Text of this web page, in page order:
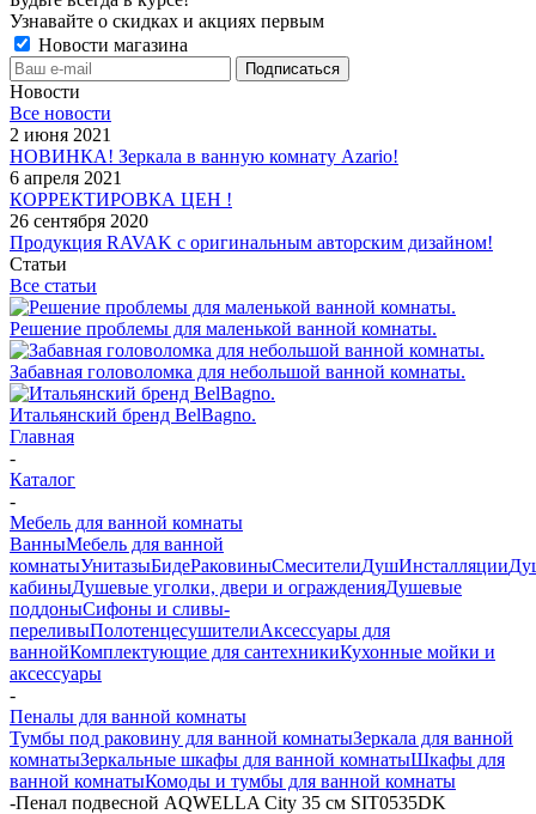
Узнавайте о скидках и акциях первым
Новости магазина
Новости
Все новости
2 июня 2021
НОВИНКА! Зеркала в ванную комнату Azario!
6 апреля 2021
КОРРЕКТИРОВКА ЦЕН !
26 сентября 2020
Продукция RAVAK с оригинальным авторским дизайном!
Статьи
Все статьи
Решение проблемы для маленькой ванной комнаты.
Забавная головоломка для небольшой ванной комнаты.
Итальянский бренд BelBagno.
Главная
-
Каталог
-
Мебель для ванной комнаты
ВанныМебель для ванной
комнатыУнитазыБидеРаковиныСмесителиДушИнсталляции
кабиныДушевые уголки, двери и огражденияДушевые
поддоныСифоны и сливы-
переливыПолотенцесушителиАксессуары для
ваннойКомплектующие для сантехникиКухонные мойки и
аксессуары
-
Пеналы для ванной комнаты
Тумбы под раковину для ванной комнатыЗеркала для ванной
комнатыЗеркальные шкафы для ванной комнатыШкафы для
ванной комнатыКомоды и тумбы для ванной комнаты
-Пенал подвесной AQWELLA City 35 см SIT0535DK